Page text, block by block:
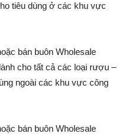
tiêu dùng ở các khu vực
bán buôn Wholesale
cho tất cả các loại rượu –
ngoài các khu vực công
bán buôn Wholesale